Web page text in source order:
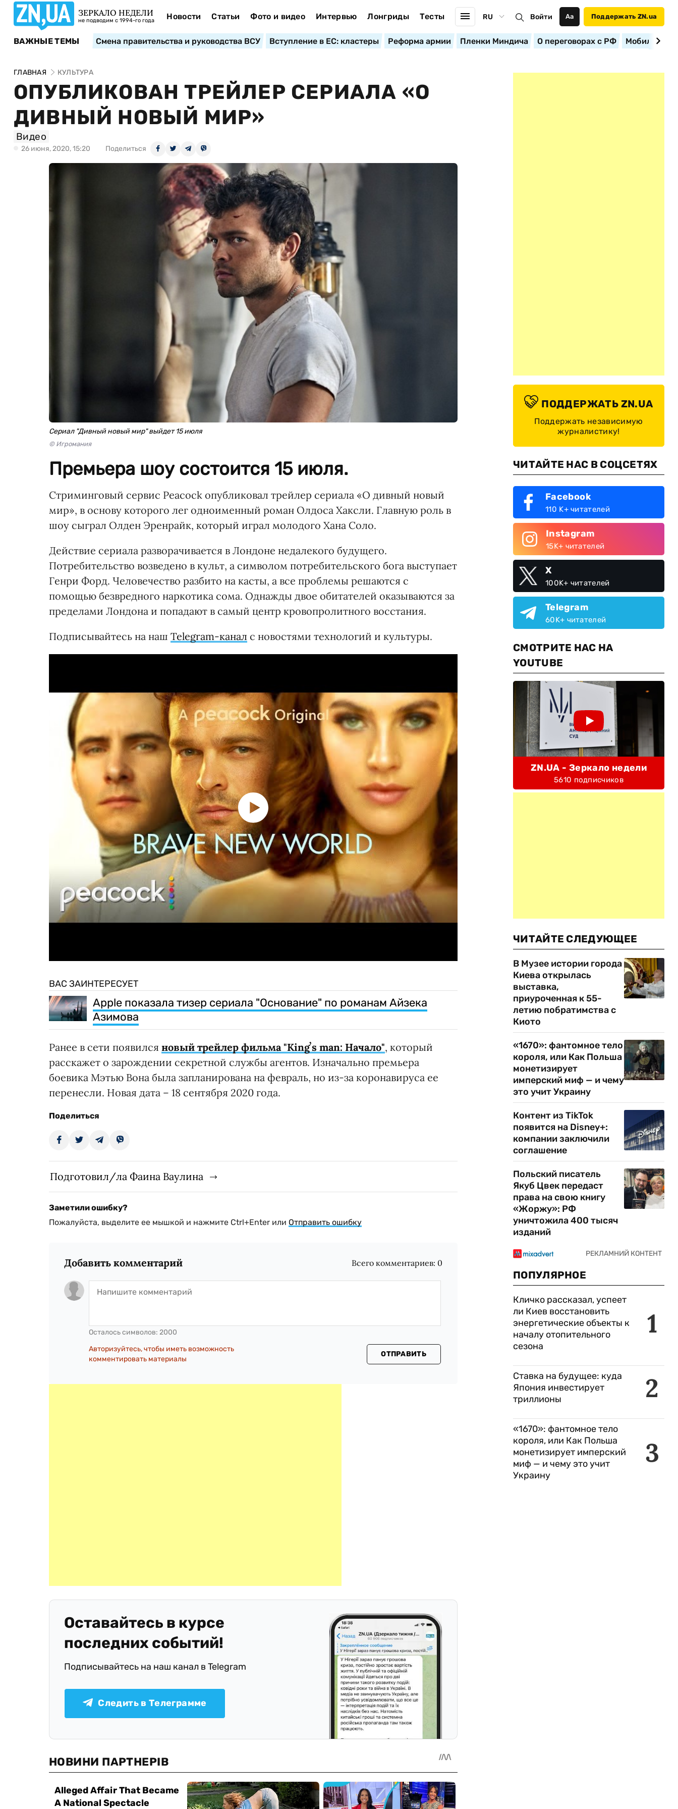
ЗЕРКАЛО НЕДЕЛИ
не подводим с 1994-го года Новости Статьи Фото и видео Интервью Лонгриды Тесты RU Войти Аа Поддержать ZN.ua
ВАЖНЫЕ ТЕМЫ Смена правительства и руководства ВСУ Вступление в ЕС: кластеры Реформа армии Пленки Миндича О переговорах с РФ
ГЛАВНАЯ КУЛЬТУРА
ОПУБЛИКОВАН ТРЕЙЛЕР СЕРИАЛА «О
ДИВНЫЙ НОВЫЙ МИР»
Видео
26 июня, 2020, 15:20 Поделиться
Сериал "Дивный новый мир" выйдет 15 июля
© Игромания
Премьера шоу состоится 15 июля.
Стриминговый сервис Peacock опубликовал трейлер сериала «О дивный новый
мир», в основу которого лег одноименный роман Олдоса Хаксли. Главную роль в
шоу сыграл Олден Эренрайк, который играл молодого Хана Соло.
Действие сериала разворачивается в Лондоне недалекого будущего.
Потребительство возведено в культ, а символом потребительского бога выступает
Генри Форд. Человечество разбито на касты, а все проблемы решаются с
помощью безвредного наркотика сома. Однажды двое обитателей оказываются за
пределами Лондона и попадают в самый центр кровопролитного восстания.
Подписывайтесь на наш Telegram-канал с новостями технологий и культуры.
ВАС ЗАИНТЕРЕСУЕТ
Apple показала тизер сериала "Основание" по романам Айзека
Азимова
Ранее в сети появился новый трейлер фильма "Kingʼs man: Начало", который
расскажет о зарождении секретной службы агентов. Изначально премьера
боевика Мэтью Вона была запланирована на февраль, но из-за коронавируса ее
перенесли. Новая дата – 18 сентября 2020 года.
Поделиться
Подготовил/ла Фаина Ваулина
Заметили ошибку?
Пожалуйста, выделите ее мышкой и нажмите Ctrl+Enter или Отправить ошибку
Добавить комментарий Всего комментариев: 0
Осталось символов: 2000
Авторизуйтесь, чтобы иметь возможность
комментировать материалы
ОТПРАВИТЬ
Оставайтесь в курсе
последних событий!
Подписывайтесь на наш канал в Telegram
Следить в Телеграмме
ПОДДЕРЖАТЬ ZN.UA
Поддержать независимую
журналистику!
ЧИТАЙТЕ НАС В СОЦСЕТЯХ
Facebook
110 K+ читателей
Instagram
15K+ читателей
X
100K+ читателей
Telegram
60K+ читателей
СМОТРИТЕ НАС НА
YOUTUBE
ZN.UA - Зеркало недели
5610 подписчиков
ЧИТАЙТЕ СЛЕДУЮЩЕЕ
В Музее истории города
Киева открылась
выставка,
приуроченная к 55-
летию побратимства с
Киото
«1670»: фантомное тело
короля, или Как Польша
монетизирует
имперский миф — и чему
это учит Украину
Контент из TikTok
появится на Disney+:
компании заключили
соглашение
Польский писатель
Якуб Цвек передаст
права на свою книгу
«Жоржу»: РФ
уничтожила 400 тысяч
изданий
ПОПУЛЯРНОЕ
1
Кличко рассказал, успеет
ли Киев восстановить
энергетические объекты к
началу отопительного
сезона
2
Ставка на будущее: куда
Япония инвестирует
триллионы
3
«1670»: фантомное тело
короля, или Как Польша
монетизирует имперский
миф — и чему это учит
Украину